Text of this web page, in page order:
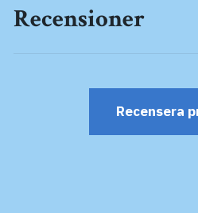
Recensioner
Recensera